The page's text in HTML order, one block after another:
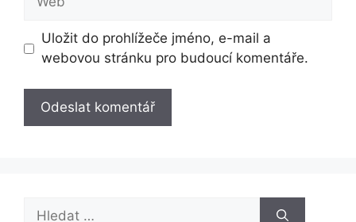
Uložit do prohlížeče jméno, e-mail a
webovou stránku pro budoucí komentáře.